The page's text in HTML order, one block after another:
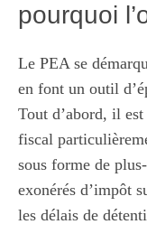
pourquoi
Le PEA se
en font un outil
Tout d’abord, il
fiscal
sous forme de
exonérés d’impôt
les délais de